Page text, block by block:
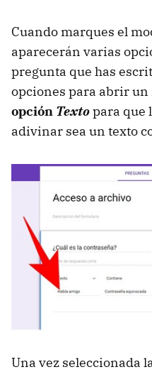
Cuando marques el
aparecerán varias
pregunta que has
opciones para abrir un
opción Textopara que
adivinar sea un texto
Una vez seleccionada